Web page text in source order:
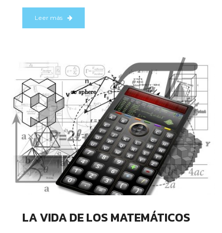
Leer más
LA VIDA DE LOS MATEMÁTICOS